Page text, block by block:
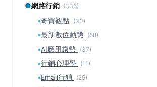
●網路行銷 (336)
▪奇寶觀點 (30)
▪最新數位動態 (58)
▪AI應用趨勢 (37)
▪行銷心理學 (11)
▪Email行銷 (25)